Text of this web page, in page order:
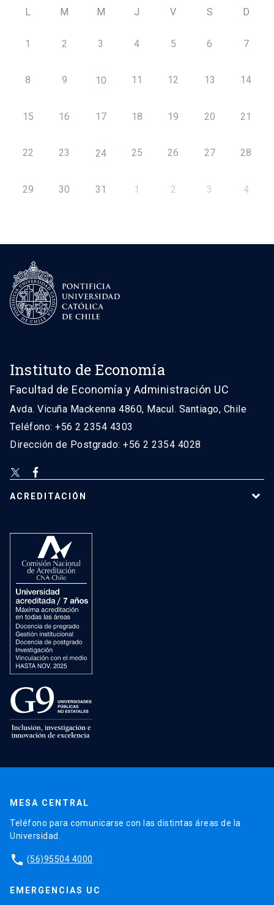
L M M J V S D
1 2 3 4 5 6 7
8 9 10 11 12 13 14
15 16 17 18 19 20 21
22 23 24 25 26 27 28
29 30 31 1 2 3 4
Instituto de Economía
Facultad de Economía y Administración UC
Avda. Vicuña Mackenna 4860, Macul. Santiago, Chile
Teléfono: +56 2 2354 4303
Dirección de Postgrado: +56 2 2354 4028
ACREDITACIÓN
MESA CENTRAL
Teléfono para comunicarse con las distintas áreas de la
Universidad.
phone (56)95504 4000
EMERGENCIAS UC